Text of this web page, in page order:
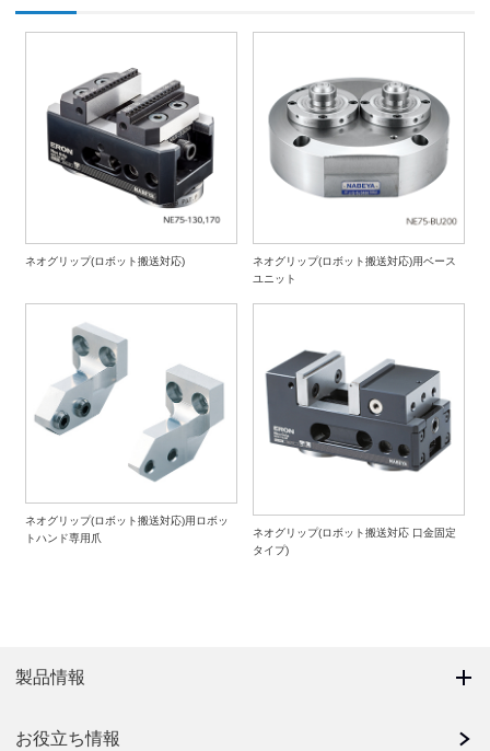
ネオグリップ(ロボット搬送対応)
ネオグリップ(ロボット搬送対応)用ベース
ユニット
ネオグリップ(ロボット搬送対応)用ロボッ
トハンド専用爪
ネオグリップ(ロボット搬送対応 口金固定
タイプ)
製品情報
お役立ち情報